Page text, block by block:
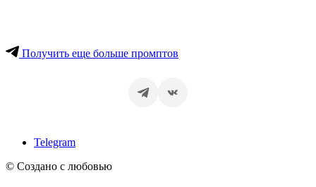
Получить еще больше промптов
Telegram
© Создано с любовью